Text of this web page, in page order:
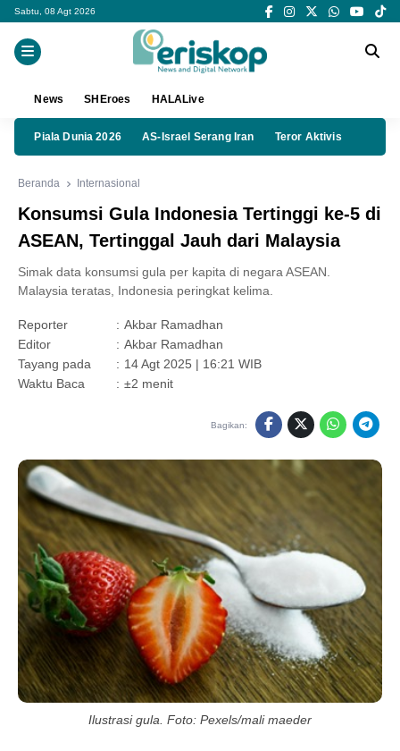
Sabtu, 08 Agt 2026
News SHEroes HALALive
Piala Dunia 2026 AS-Israel Serang Iran Teror Aktivis
Beranda Internasional
Konsumsi Gula Indonesia Tertinggi ke-5 di
ASEAN, Tertinggal Jauh dari Malaysia
Simak data konsumsi gula per kapita di negara ASEAN.
Malaysia teratas, Indonesia peringkat kelima.
Reporter : Akbar Ramadhan
Editor
: Akbar Ramadhan
Tayang pada
: 14 Agt 2025 | 16:21 WIB
Waktu Baca
: ±2 menit
Bagikan:
Ilustrasi gula. Foto: Pexels/mali maeder